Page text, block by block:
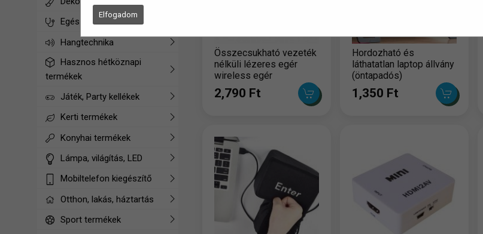
Elfogadom
Egészségügyi termékek
Hangtechnika
Hasznos hétköznapi
termékek
Játék, Party kellékek
Kerti termékek
Konyhai termékek
Lámpa, világítás, LED
Mobiltelefon kiegészítő
Otthon, lakás, háztartás
Sport termékek
Összecsukható vezeték
nélküli lézeres egér
wireless egér
2,790 Ft
Hordozható és
láthatatlan laptop állvány
(öntapadós)
1,350 Ft